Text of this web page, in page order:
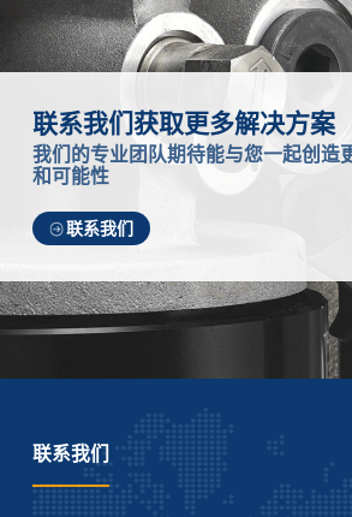
联系我们获取更多解决方案
我们的专业团队期待能与您一起创造
和可能性
联系我们
联系我们